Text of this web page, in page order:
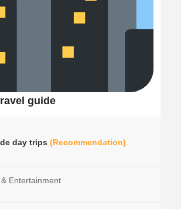
guide
day trips (Recommendation)
Entertainment